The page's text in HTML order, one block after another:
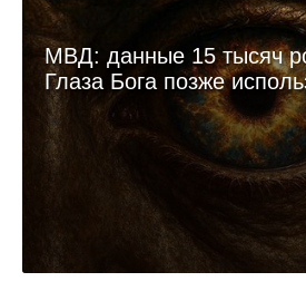
МВД: данные 15 тысяч
Глаза Бога позже